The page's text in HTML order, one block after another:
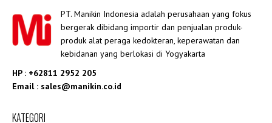
PT. Manikin Indonesia adalah perusahaan yang fokus
bergerak dibidang importir dan penjualan produk-
produk alat peraga kedokteran, keperawatan dan
kebidanan yang berlokasi di Yogyakarta
HP : +62811 2952 205
Email : sales@manikin.co.id
KATEGORI